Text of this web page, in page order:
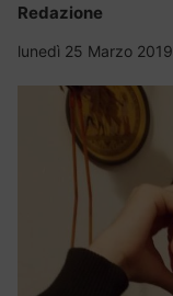
Redazione
lunedì 25 Marzo 2019